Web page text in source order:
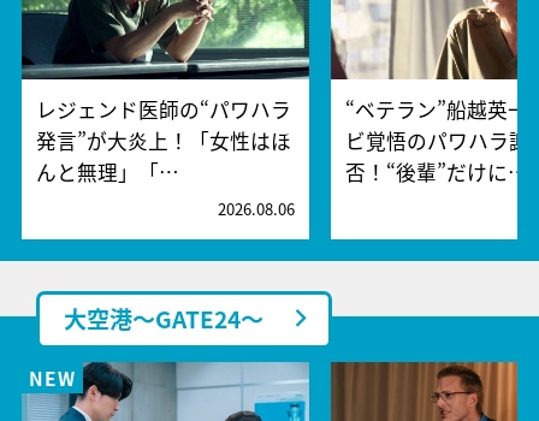
レジェンド医師の“パワハラ
発言”が大炎上！「女性はほ
んと無理」「…
2026.08.06
“ベテラン”船越英一
ビ覚悟のパワハラ謝
否！“後輩”だけに…
大空港～GATE24～